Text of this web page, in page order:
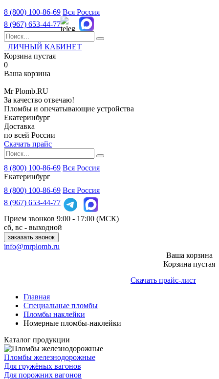
8 (800) 100-86-69 Вся Россия
8 (967) 653-44-77
ЛИЧНЫЙ КАБИНЕТ
Корзина пустая
0
Ваша корзина
MrPlomb.RU
За качество отвечаю!
Пломбы и опечатывающие устройства
Екатеринбург
Доставка
по всей России
Скачать прайс
8 (800) 100-86-69 Вся Россия
Екатеринбург
8 (800) 100-86-69 Вся Россия
8 (967) 653-44-77
Прием звонков 9:00 - 17:00 (МСК)
сб, вс - выходной
заказать звонок
info@mrplomb.ru
Ваша корзина
Корзина пустая
Скачать прайс-лист
Главная
Специальные пломбы
Пломбы наклейки
Номерные пломбы-наклейки
Каталог продукции
Пломбы железнодорожные
Для гружёных вагонов
Для порожних вагонов